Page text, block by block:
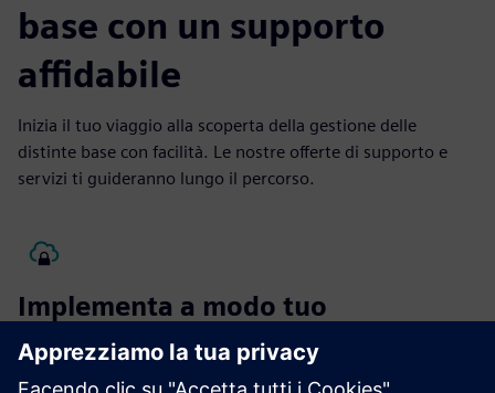
base con un supporto
affidabile
Inizia il tuo viaggio alla scoperta della gestione delle
distinte base con facilità. Le nostre offerte di supporto e
servizi ti guideranno lungo il percorso.
Implementa a modo tuo
Implementa Teamcenter X per gestire le distinte base
cloudutilizzando un provider di tua scelta o SaaS di